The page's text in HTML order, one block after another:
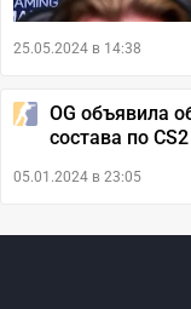
25.05.2024 в 14:38
OG объявила
состава по CS2
05.01.2024 в 23:05